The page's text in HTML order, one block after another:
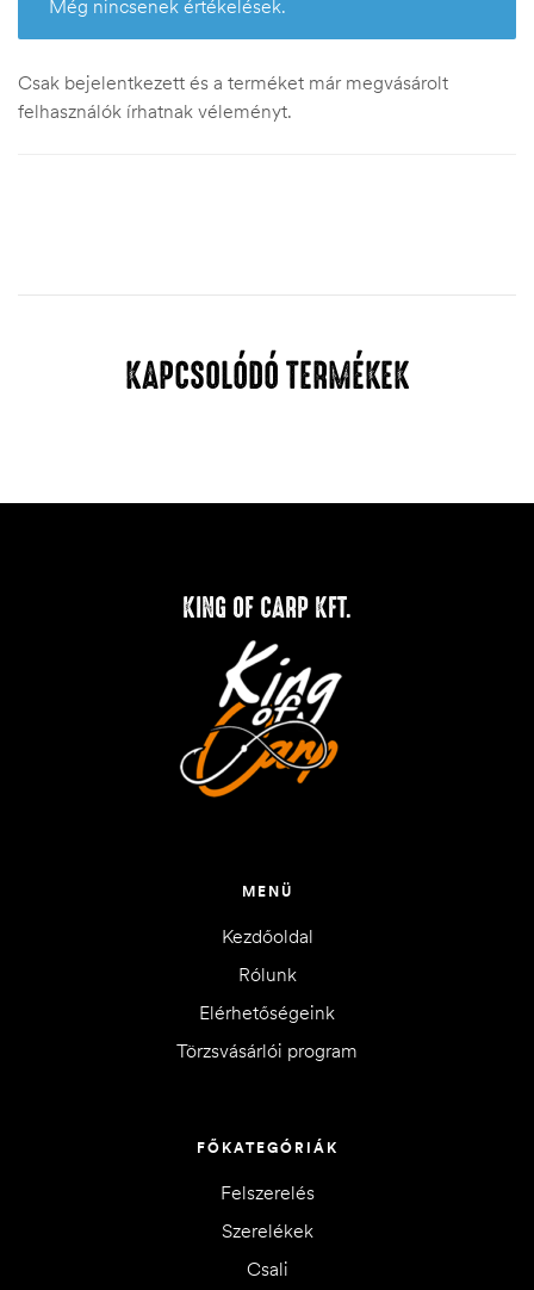
Még nincsenek értékelések.
Csak bejelentkezett és a terméket már megvásárolt
felhasználók írhatnak véleményt.
KAPCSOLÓDÓ TERMÉKEK
KING OF CARP KFT.
MENÜ
Kezdőoldal
Rólunk
Elérhetőségeink
Törzsvásárlói program
FŐKATEGÓRIÁK
Felszerelés
Szerelékek
Csali